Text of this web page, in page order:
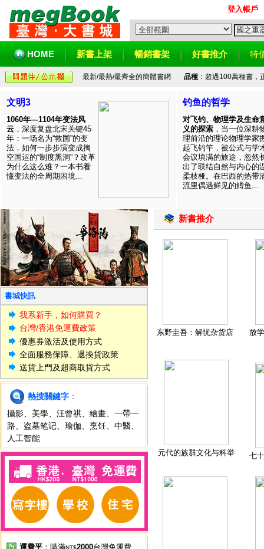
登入帳戶
HOME 新書上架 暢銷書架 好書推介 特
最新/最熱/最齊全的簡體書網 品種：超過100萬種書，
文明3
1060年—1104年变法风
云 ，深度复盘北宋关键45
年：一场名为“救国”的变
法，如何一步步演变成掏
空国运的“制度黑洞”？改革
为什么这么难？一本书看
懂变法的全周期困境...
钓鱼的哲学
对飞钓、物理学及生命
义的探索 ，当一位深耕
理前沿的理论物理学家
起飞钓竿，被公式与学
会议填满的旅途，忽然
出了联结自然与内心的
柔枝桠。在巴西的热带
流里偶遇鲜见的鳟鱼...
書城快訊
我系新手，如何購買？
台灣/香港免運費政策
優惠券激活及使用方式
全面服務保障、退換貨政策
送貨上門及超商取貨方式
熱搜關鍵字 ：
攝影
美學 汪曾祺 繪畫
一帶一
路
盗墓笔记 瑜伽 烹饪 中醫
人工智能
運費平 ：購滿NT$2000台灣免運費
新書推介
东野圭吾：解忧杂货店 放
元代的族群文化与科举 七